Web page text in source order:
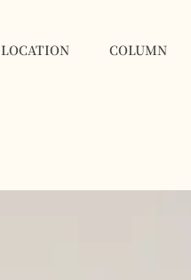
LOCATION COLUMN